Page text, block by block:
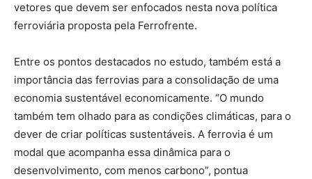
vetores que devem ser enfocados nesta nova política
ferroviária proposta pela Ferrofrente.
Entre os pontos destacados no estudo, também está a
importância das ferrovias para a consolidação de uma
economia sustentável economicamente. “O mundo
também tem olhado para as condições climáticas, para o
dever de criar políticas sustentáveis. A ferrovia é um
modal que acompanha essa dinâmica para o
desenvolvimento, com menos carbono”, pontua